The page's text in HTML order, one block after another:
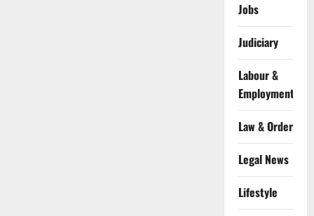
Jobs
Judiciary
Labour &
Employment
Law & Order
Legal News
Lifestyle